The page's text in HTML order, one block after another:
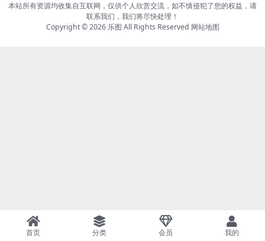
本站所有资源均收集自互联网，仅供个人欣赏交流，如不慎侵犯了您的权益，请
联系我们，我们将尽快处理！
Copyright © 2026 乐图 All Rights Reserved 网站地图
首页 分类 会员 我的